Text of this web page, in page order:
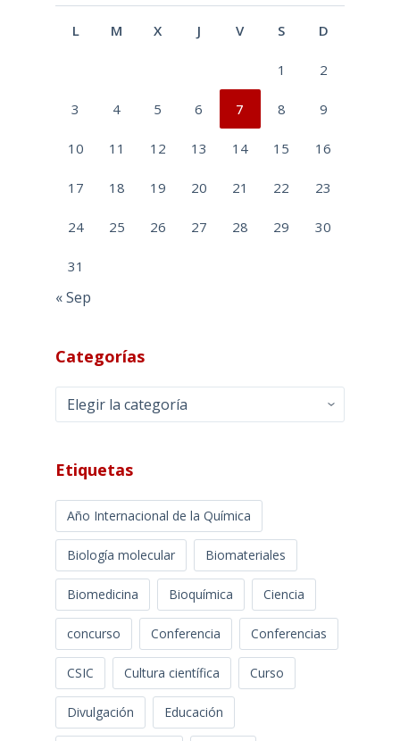
L M X J V S D
1 2
3 4 5 6 7 8 9
10 11 12 13 14 15 16
17 18 19 20 21 22 23
24 25 26 27 28 29 30
31
« Sep
Categorías
Categorías
Etiquetas
Año Internacional de la Química
Biología molecular Biomateriales
Biomedicina Bioquímica Ciencia
concurso Conferencia Conferencias
CSIC Cultura científica Curso
Divulgación Educación